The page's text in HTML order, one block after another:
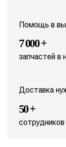
Помощь в
7 000 +
запчастей в
Доставка
50 +